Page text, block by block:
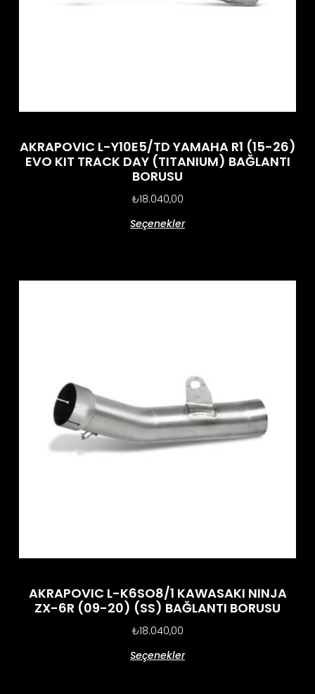
AKRAPOVIC L-Y10E5/TD YAMAHA R1 (15-26)
EVO KIT TRACK DAY (TITANIUM) BAĞLANTI
BORUSU
₺18.040,00
Seçenekler
AKRAPOVIC L-K6SO8/1 KAWASAKI NINJA
ZX-6R (09-20) (SS) BAĞLANTI BORUSU
₺18.040,00
Seçenekler